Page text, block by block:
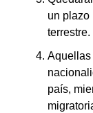
un plazo
terrestre.
Aquellas
país,